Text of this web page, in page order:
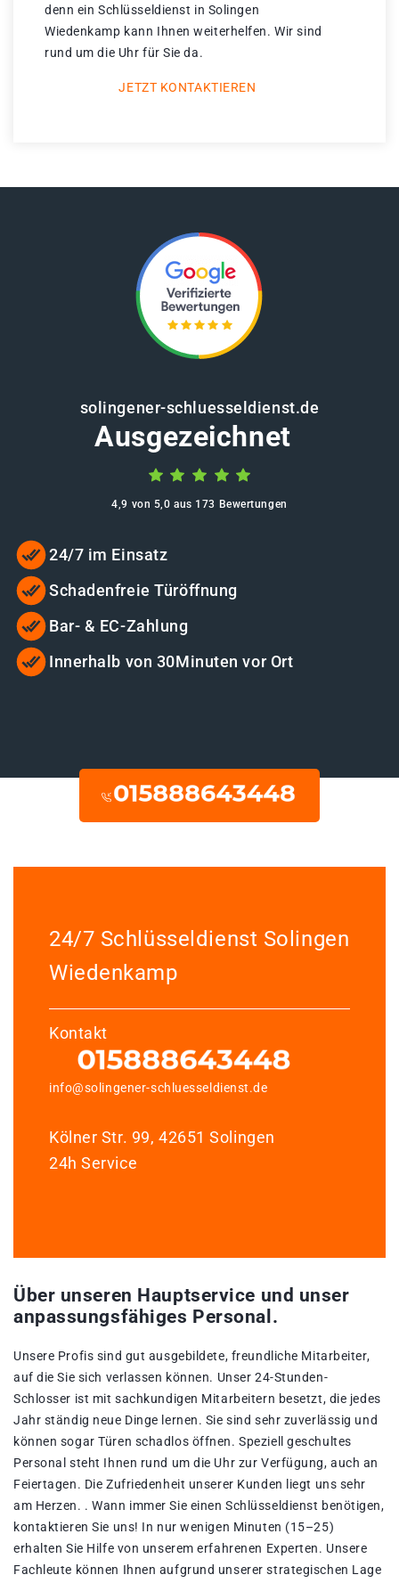
denn ein Schlüsseldienst in Solingen
Wiedenkamp kann Ihnen weiterhelfen. Wir sind
rund um die Uhr für Sie da.
JETZT KONTAKTIEREN
solingener-schluesseldienst.de
Ausgezeichnet
4,9 von 5,0 aus 173 Bewertungen
24/7 im Einsatz
Schadenfreie Türöffnung
Bar- & EC-Zahlung
Innerhalb von 30Minuten vor Ort
24/7 Schlüsseldienst Solingen
Wiedenkamp
Kontakt
info@solingener-schluesseldienst.de
Kölner Str. 99, 42651 Solingen
24h Service
Über unseren Hauptservice und unser
anpassungsfähiges Personal.
Unsere Profis sind gut ausgebildete, freundliche Mitarbeiter,
auf die Sie sich verlassen können. Unser 24-Stunden-
Schlosser ist mit sachkundigen Mitarbeitern besetzt, die jedes
Jahr ständig neue Dinge lernen. Sie sind sehr zuverlässig und
können sogar Türen schadlos öffnen. Speziell geschultes
Personal steht Ihnen rund um die Uhr zur Verfügung, auch an
Feiertagen. Die Zufriedenheit unserer Kunden liegt uns sehr
am Herzen. . Wann immer Sie einen Schlüsseldienst benötigen,
kontaktieren Sie uns! In nur wenigen Minuten (15–25)
erhalten Sie Hilfe von unserem erfahrenen Experten. Unsere
Fachleute können Ihnen aufgrund unserer strategischen Lage